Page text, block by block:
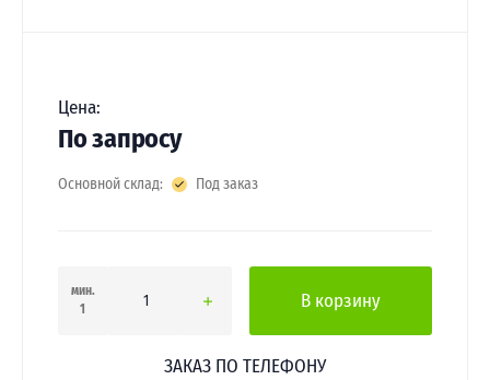
Цена:
По запросу
Основной склад: Под заказ
мин.
1
В корзину
ЗАКАЗ ПО ТЕЛЕФОНУ